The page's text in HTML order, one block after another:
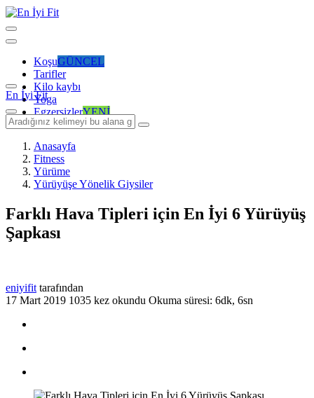
KoşuGÜNCEL
Tarifler
Kilo kaybı
Yoga
EgzersizlerYENİ
En İyi Fit
Anasayfa
Fitness
Yürüme
Yürüyüşe Yönelik Giysiler
Farklı Hava Tipleri için En İyi 6 Yürüyüş
Şapkası
eniyifit tarafından
17 Mart 2019 1035 kez okundu Okuma süresi: 6dk, 6sn